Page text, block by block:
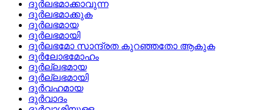
ദുര്‍ലഭമാക്കാവുന്ന
ദുര്‍ലഭമാക്കുക
ദുര്‍ലഭമായ
ദുര്‍ലഭമായി
ദുര്‍ലഭമോ സാന്ദ്രത കുറഞ്ഞതോ ആകുക
ദുര്‍ലോഭമോഹം
ദുര്‍ല്ലഭമായ
ദുര്‍ല്ലഭമായി
ദുര്‍വഹമായ
ദുര്‍വാദം